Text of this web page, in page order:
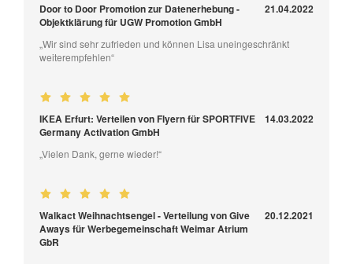
Door to Door Promotion zur Datenerhebung -
Objektklärung für UGW Promotion GmbH
21.04.2022
„Wir sind sehr zufrieden und können Lisa uneingeschränkt
weiterempfehlen“
IKEA Erfurt: Verteilen von Flyern für SPORTFIVE
Germany Activation GmbH
14.03.2022
„Vielen Dank, gerne wieder!“
Walkact Weihnachtsengel - Verteilung von Give
Aways für Werbegemeinschaft Weimar Atrium
GbR
20.12.2021